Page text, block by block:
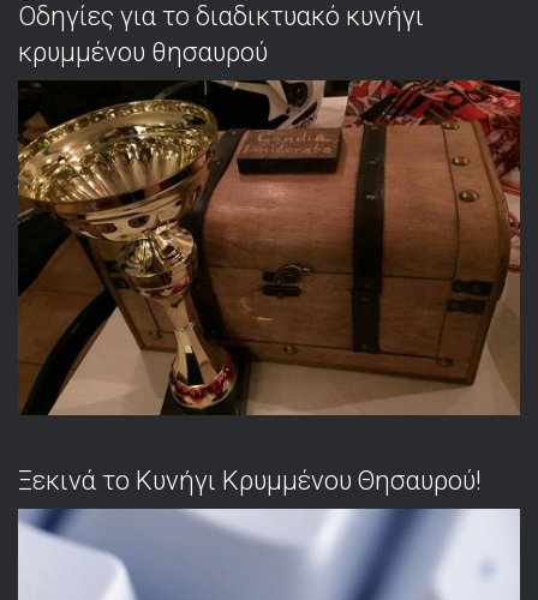
Οδηγίες για το διαδικτυακό κυνήγι
κρυμμένου θησαυρού
Ξεκινά το Κυνήγι Κρυμμένου Θησαυρού!